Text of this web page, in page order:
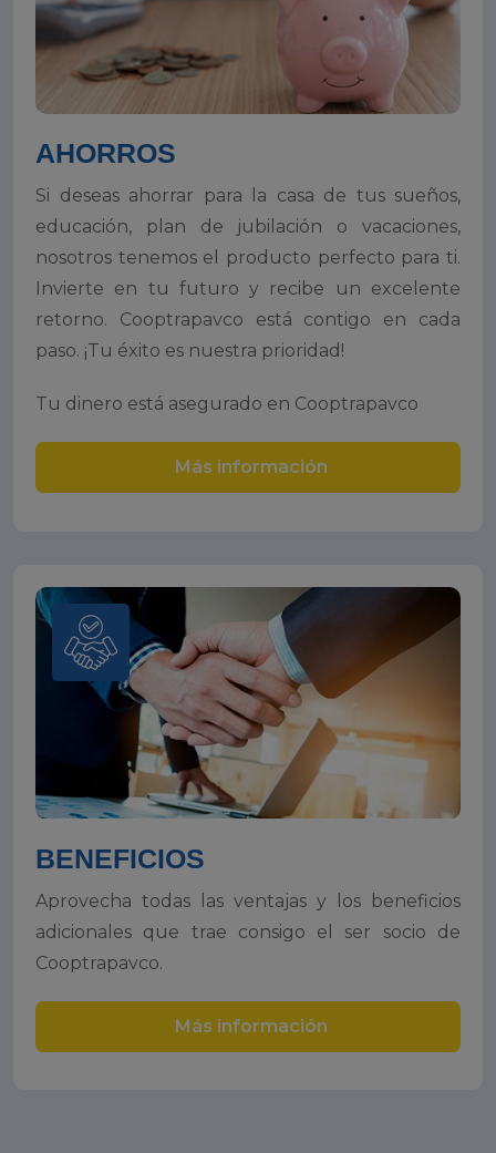
AHORROS
Si deseas ahorrar para la casa de tus sueños,
educación, plan de jubilación o vacaciones,
nosotros tenemos el producto perfecto para ti.
Invierte en tu futuro y recibe un excelente
retorno. Cooptrapavco está contigo en cada
paso. ¡Tu éxito es nuestra prioridad!
Tu dinero está asegurado en Cooptrapavco
Más información
BENEFICIOS
Aprovecha todas las ventajas y los beneficios
adicionales que trae consigo el ser socio de
Cooptrapavco.
Más información